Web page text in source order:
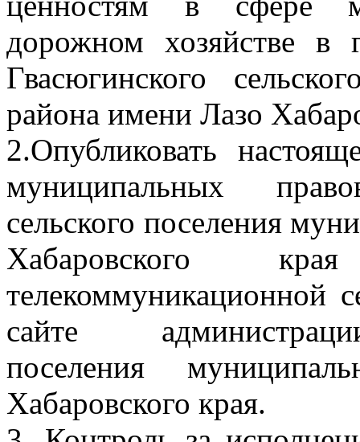
дорожном хозяйстве в
Гвасюгинского
района имени Лазо
2.Опубликовать
муниципальных
сельского поселения
Хабаровского
телекоммуникационной
сайте
поселения
Хабаровского края.